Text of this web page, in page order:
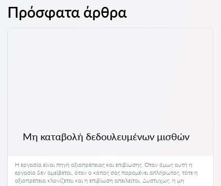
Πρόσφατα άρθρα
Μη καταβολή δεδουλευμένων μισθών
Η εργασία είναι πηγή αξιοπρέπειας και επιβίωσης. Όταν όμως αυτή η
εργασία δεν αμείβεται, όταν ο κόπος σας παραμένει απλήρωτος, τότε η
αξιοπρέπεια κλονίζεται και η επιβίωση απειλείται. Δυστυχώς, η μη